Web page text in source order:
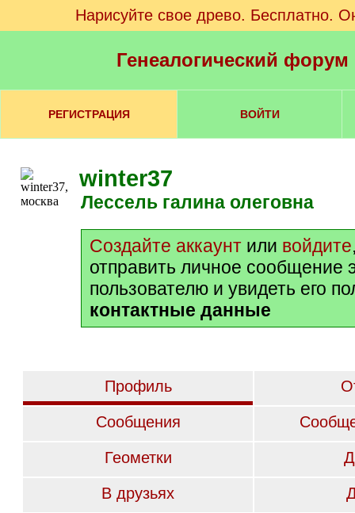
Нарисуйте свое древо. Бесплатно.
Генеалогический
РЕГИСТРАЦИЯ ВОЙТИ
winter37
лессель галина олеговна
Создайте аккаунт или войдите
отправить личное сообщение
пользователю и увидеть его
контактные данные
Профиль
Сообщения
Геометки
В друзьях